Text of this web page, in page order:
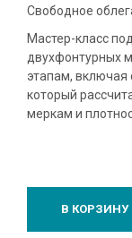
Свободное
Мастер-класс
двухфонтурных
этапам, включая
который
меркам и
В КОРЗИНУ